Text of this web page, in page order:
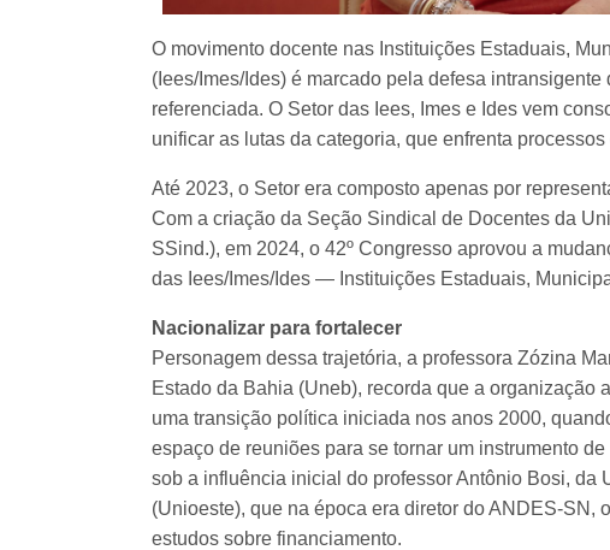
O movimento docente nas Instituições Estaduais,
(Iees/Imes/Ides) é marcado pela defesa
referenciada. O Setor das Iees, Imes e Ides vem
unificar as lutas da categoria, que enfrenta
Até 2023, o Setor era composto apenas por
Com a criação da Seção Sindical de Docentes da
SSind.), em 2024, o 42º Congresso aprovou a
das Iees/Imes/Ides — Instituições Estaduais,
Nacionalizar para fortalecer
Personagem dessa trajetória, a professora Zózina
Estado da Bahia (Uneb), recorda que a organização
uma transição política iniciada nos anos 2000,
espaço de reuniões para se tornar um instrumento
sob a influência inicial do professor Antônio Bosi, da
(Unioeste), que na época era diretor do ANDES-SN,
estudos sobre financiamento.